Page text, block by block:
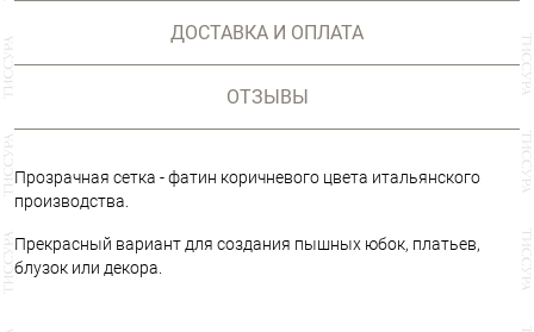
ДОСТАВКА И ОПЛАТА
ОТЗЫВЫ
Прозрачная сетка - фатин коричневого цвета итальянского
производства.
Прекрасный вариант для создания пышных юбок, платьев,
блузок или декора.